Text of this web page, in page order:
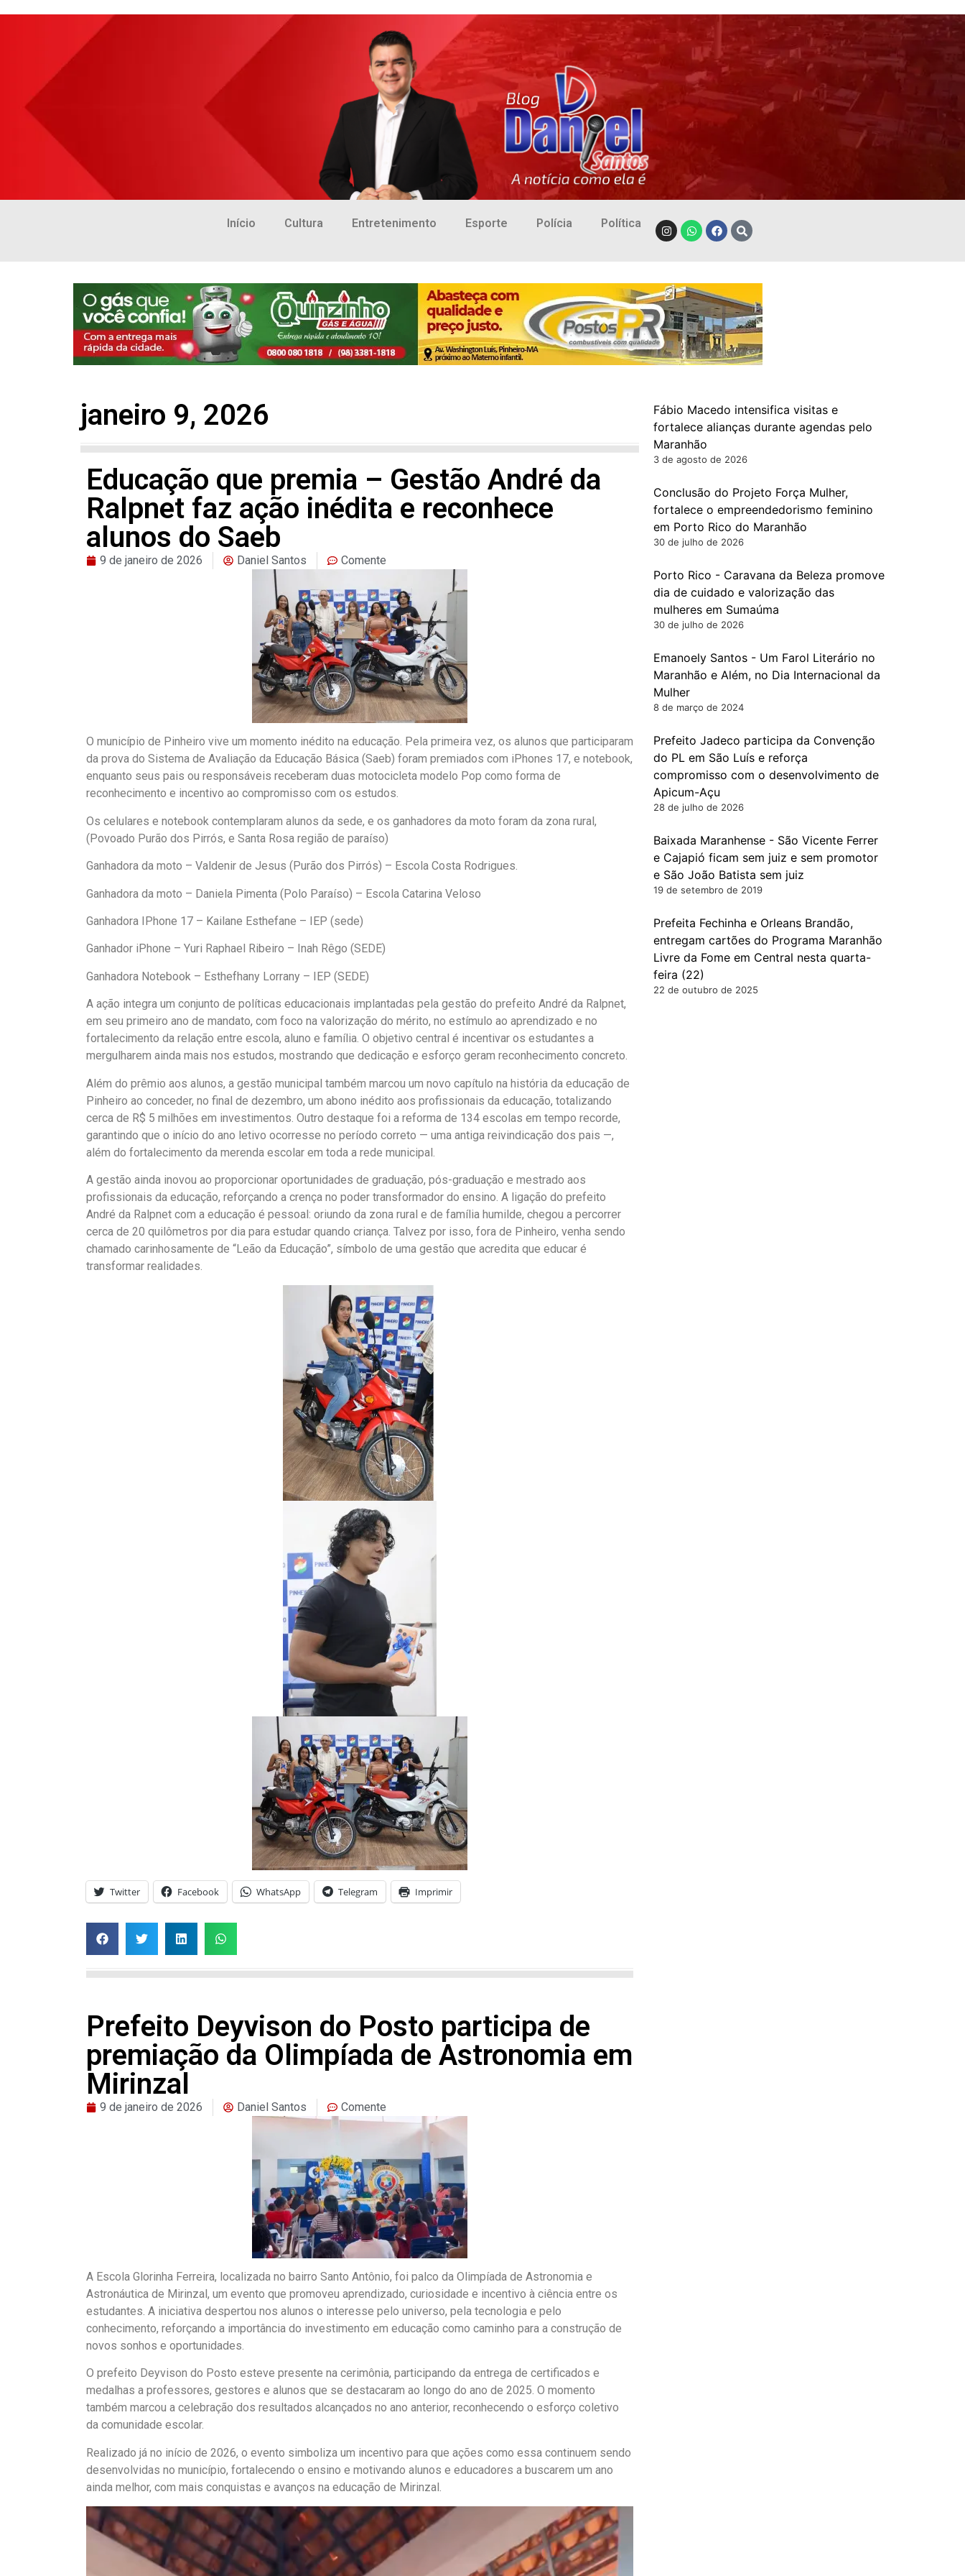
Início Cultura Entretenimento Esporte Polícia Política
janeiro 9, 2026
Educação que premia – Gestão André da
Ralpnet faz ação inédita e reconhece
alunos do Saeb
9 de janeiro de 2026 Daniel Santos Comente
O município de Pinheiro vive um momento inédito na educação. Pela primeira vez, os alunos que participaram
da prova do Sistema de Avaliação da Educação Básica (Saeb) foram premiados com iPhones 17, e notebook,
enquanto seus pais ou responsáveis receberam duas motocicleta modelo Pop como forma de
reconhecimento e incentivo ao compromisso com os estudos.
Os celulares e notebook contemplaram alunos da sede, e os ganhadores da moto foram da zona rural,
(Povoado Purão dos Pirrós, e Santa Rosa região de paraíso)
Ganhadora da moto – Valdenir de Jesus (Purão dos Pirrós) – Escola Costa Rodrigues.
Ganhadora da moto – Daniela Pimenta (Polo Paraíso) – Escola Catarina Veloso
Ganhadora IPhone 17 – Kailane Esthefane – IEP (sede)
Ganhador iPhone – Yuri Raphael Ribeiro – Inah Rêgo (SEDE)
Ganhadora Notebook – Esthefhany Lorrany – IEP (SEDE)
A ação integra um conjunto de políticas educacionais implantadas pela gestão do prefeito André da Ralpnet,
em seu primeiro ano de mandato, com foco na valorização do mérito, no estímulo ao aprendizado e no
fortalecimento da relação entre escola, aluno e família. O objetivo central é incentivar os estudantes a
mergulharem ainda mais nos estudos, mostrando que dedicação e esforço geram reconhecimento concreto.
Além do prêmio aos alunos, a gestão municipal também marcou um novo capítulo na história da educação de
Pinheiro ao conceder, no final de dezembro, um abono inédito aos profissionais da educação, totalizando
cerca de R$ 5 milhões em investimentos. Outro destaque foi a reforma de 134 escolas em tempo recorde,
garantindo que o início do ano letivo ocorresse no período correto — uma antiga reivindicação dos pais —,
além do fortalecimento da merenda escolar em toda a rede municipal.
A gestão ainda inovou ao proporcionar oportunidades de graduação, pós-graduação e mestrado aos
profissionais da educação, reforçando a crença no poder transformador do ensino. A ligação do prefeito
André da Ralpnet com a educação é pessoal: oriundo da zona rural e de família humilde, chegou a percorrer
cerca de 20 quilômetros por dia para estudar quando criança. Talvez por isso, fora de Pinheiro, venha sendo
chamado carinhosamente de “Leão da Educação”, símbolo de uma gestão que acredita que educar é
transformar realidades.
Twitter Facebook WhatsApp Telegram Imprimir
Prefeito Deyvison do Posto participa de
premiação da Olimpíada de Astronomia em
Mirinzal
9 de janeiro de 2026 Daniel Santos Comente
A Escola Glorinha Ferreira, localizada no bairro Santo Antônio, foi palco da Olimpíada de Astronomia e
Astronáutica de Mirinzal, um evento que promoveu aprendizado, curiosidade e incentivo à ciência entre os
estudantes. A iniciativa despertou nos alunos o interesse pelo universo, pela tecnologia e pelo
conhecimento, reforçando a importância do investimento em educação como caminho para a construção de
novos sonhos e oportunidades.
O prefeito Deyvison do Posto esteve presente na cerimônia, participando da entrega de certificados e
medalhas a professores, gestores e alunos que se destacaram ao longo do ano de 2025. O momento
também marcou a celebração dos resultados alcançados no ano anterior, reconhecendo o esforço coletivo
da comunidade escolar.
Realizado já no início de 2026, o evento simboliza um incentivo para que ações como essa continuem sendo
desenvolvidas no município, fortalecendo o ensino e motivando alunos e educadores a buscarem um ano
ainda melhor, com mais conquistas e avanços na educação de Mirinzal.
o
Fábio Macedo intensifica visitas e
fortalece alianças durante agendas pelo
Maranhão
3 de agosto de 2026
Conclusão do Projeto Força Mulher,
fortalece o empreendedorismo feminino
em Porto Rico do Maranhão
30 de julho de 2026
Porto Rico - Caravana da Beleza promove
dia de cuidado e valorização das
mulheres em Sumaúma
30 de julho de 2026
Emanoely Santos - Um Farol Literário no
Maranhão e Além, no Dia Internacional da
Mulher
8 de março de 2024
Prefeito Jadeco participa da Convenção
do PL em São Luís e reforça
compromisso com o desenvolvimento de
Apicum-Açu
28 de julho de 2026
Baixada Maranhense - São Vicente Ferrer
e Cajapió ficam sem juiz e sem promotor
e São João Batista sem juiz
19 de setembro de 2019
Prefeita Fechinha e Orleans Brandão,
entregam cartões do Programa Maranhão
Livre da Fome em Central nesta quarta-
feira (22)
22 de outubro de 2025